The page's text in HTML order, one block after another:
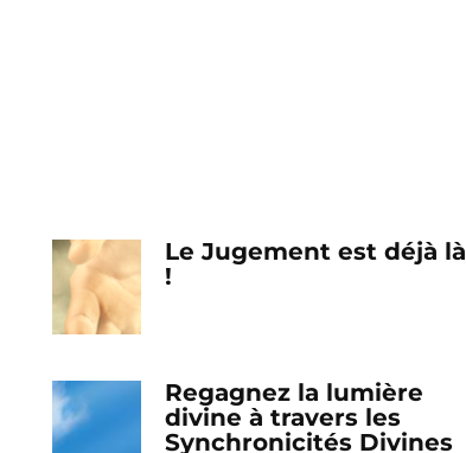
Le Jugement est déjà là
!
Regagnez la lumière
divine à travers les
Synchronicités Divines